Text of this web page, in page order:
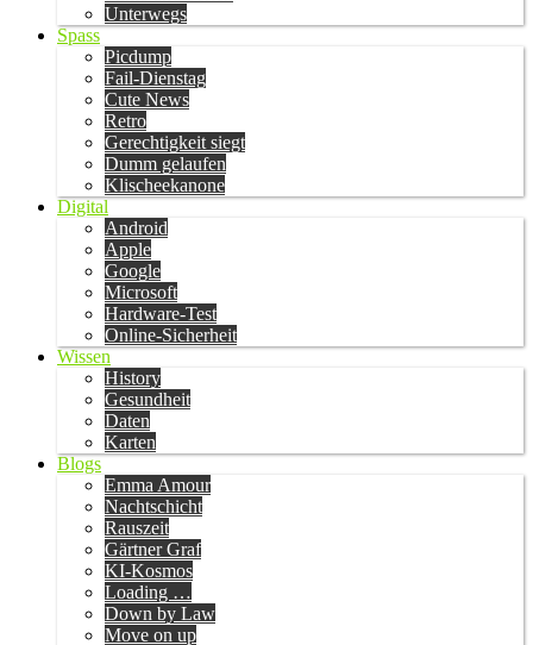
Unterwegs
Spass
Picdump
Fail-Dienstag
Cute News
Retro
Gerechtigkeit siegt
Dumm gelaufen
Klischeekanone
Digital
Android
Apple
Google
Microsoft
Hardware-Test
Online-Sicherheit
Wissen
History
Gesundheit
Daten
Karten
Blogs
Emma Amour
Nachtschicht
Rauszeit
Gärtner Graf
KI-Kosmos
Loading …
Down by Law
Move on up